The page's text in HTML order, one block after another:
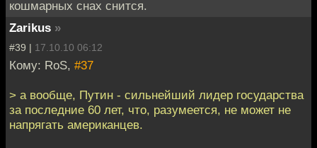
кошмарных снах снится.
Zarikus »
#39 | 17.10.10 06:12
Кому: RoS, #37
> а вообще, Путин - сильнейший лидер государства
за последние 60 лет, что, разумеется, не может не
напрягать американцев.